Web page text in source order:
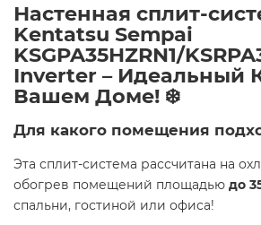
Настенная сплит-
Kentatsu Sempai
KSGPA35HZRN1/
Inverter – Идеальный
Вашем Доме! ❄️
Для какого помещения
Эта сплит-система рассчитана на
обогрев помещений площадью до
спальни, гостиной или офиса!